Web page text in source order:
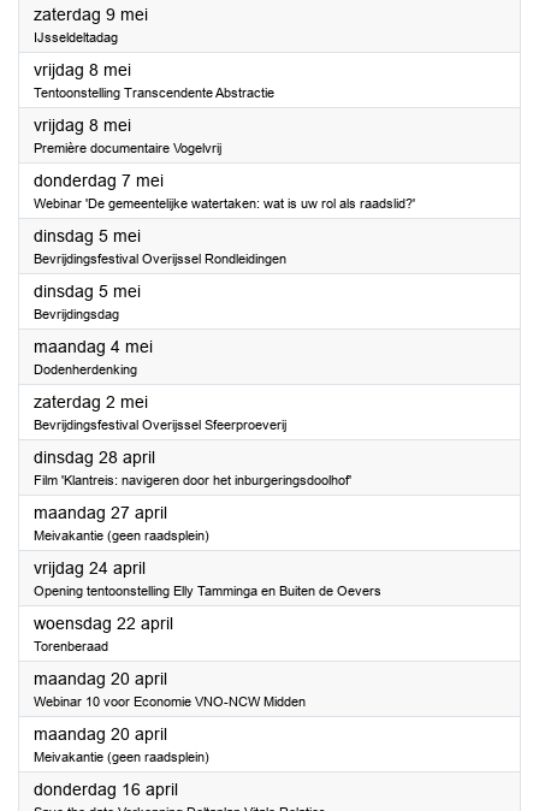
zaterdag 9 mei2026
IJsseldeltadag
vrijdag 8 mei2026
Tentoonstelling Transcendente Abstractie
vrijdag 8 mei2026
Première documentaire Vogelvrij
donderdag 7 mei2026
Webinar 'De gemeentelijke watertaken: wat is uw rol als raadslid?'
dinsdag 5 mei2026
Bevrijdingsfestival Overijssel Rondleidingen
dinsdag 5 mei2026
Bevrijdingsdag
maandag 4 mei2026
Dodenherdenking
zaterdag 2 mei2026
Bevrijdingsfestival Overijssel Sfeerproeverij
dinsdag 28 april2026
Film 'Klantreis: navigeren door het inburgeringsdoolhof'
maandag 27 april2026
Meivakantie (geen raadsplein)
vrijdag 24 april2026
Opening tentoonstelling Elly Tamminga en Buiten de Oevers
woensdag 22 april2026
Torenberaad
maandag 20 april2026
Webinar 10 voor Economie VNO-NCW Midden
maandag 20 april2026
Meivakantie (geen raadsplein)
donderdag 16 april2026